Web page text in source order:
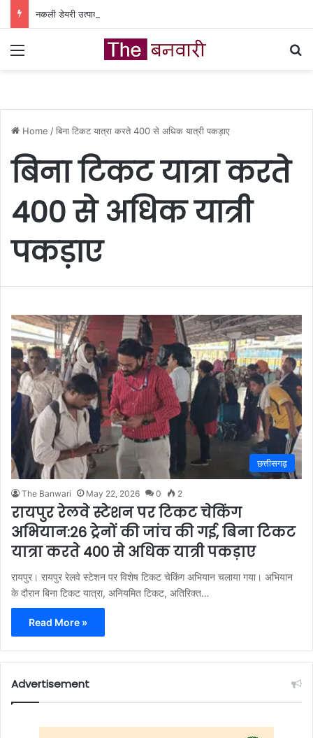
Menu
Home /बिना टिकट यात्रा करते 400 से अधिक यात्री पकड़ाए
बिना टिकट यात्रा करते
400 से अधिक यात्री
पकड़ाए
छत्तीसगढ़
The Banwari May 22, 2026 0 2
रायपुर रेलवे स्टेशन पर टिकट चेकिंग
अभियान:26 ट्रेनों की जांच की गई, बिना टिकट
यात्रा करते 400 से अधिक यात्री पकड़ाए
रायपुर। रायपुर रेलवे स्टेशन पर विशेष टिकट चेकिंग अभियान चलाया गया। अभियान
के दौरान बिना टिकट यात्रा, अनियमित टिकट, अतिरिक्त…
Read More »
Advertisement